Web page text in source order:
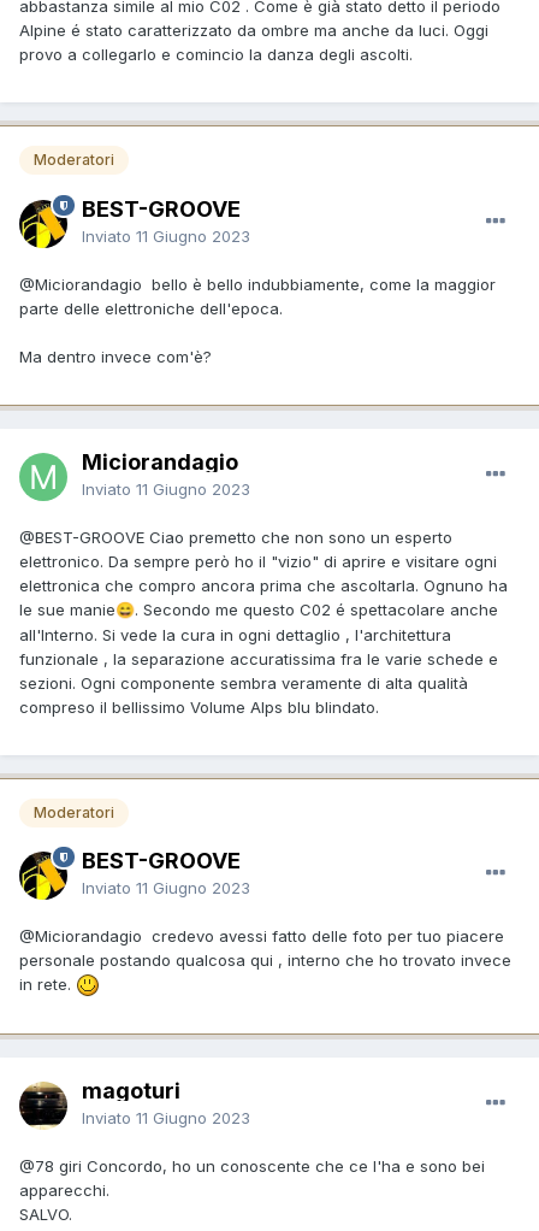
abbastanza simile al mio C02 . Come è già stato detto il periodo
Alpine é stato caratterizzato da ombre ma anche da luci. Oggi
provo a collegarlo e comincio la danza degli ascolti.
Moderatori
BEST-GROOVE
Inviato 11 Giugno 2023
@Miciorandagio bello è bello indubbiamente, come la maggior
parte delle elettroniche dell'epoca.
Ma dentro invece com'è?
Miciorandagio
Inviato 11 Giugno 2023
@BEST-GROOVE Ciao premetto che non sono un esperto
elettronico. Da sempre però ho il "vizio" di aprire e visitare ogni
elettronica che compro ancora prima che ascoltarla. Ognuno ha
le sue manie😄. Secondo me questo C02 é spettacolare anche
all'Interno. Si vede la cura in ogni dettaglio , l'architettura
funzionale , la separazione accuratissima fra le varie schede e
sezioni. Ogni componente sembra veramente di alta qualità
compreso il bellissimo Volume Alps blu blindato.
Moderatori
BEST-GROOVE
Inviato 11 Giugno 2023
@Miciorandagio credevo avessi fatto delle foto per tuo piacere
personale postando qualcosa qui , interno che ho trovato invece
in rete.
magoturi
Inviato 11 Giugno 2023
@78 giri Concordo, ho un conoscente che ce l'ha e sono bei
apparecchi.
SALVO.